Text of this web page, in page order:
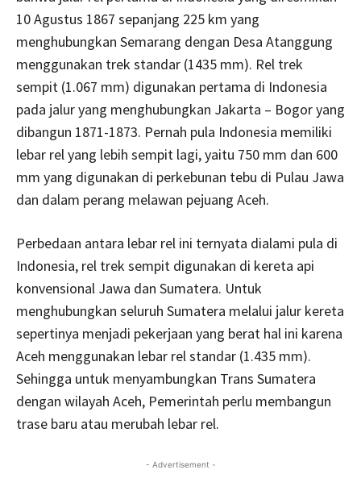
10 Agustus 1867 sepanjang 225 km yang
menghubungkan Semarang dengan Desa Atanggung
menggunakan trek standar (1435 mm). Rel trek
sempit (1.067 mm) digunakan pertama di Indonesia
pada jalur yang menghubungkan Jakarta – Bogor yang
dibangun 1871-1873. Pernah pula Indonesia memiliki
lebar rel yang lebih sempit lagi, yaitu 750 mm dan 600
mm yang digunakan di perkebunan tebu di Pulau Jawa
dan dalam perang melawan pejuang Aceh.
Perbedaan antara lebar rel ini ternyata dialami pula di
Indonesia, rel trek sempit digunakan di kereta api
konvensional Jawa dan Sumatera. Untuk
menghubungkan seluruh Sumatera melalui jalur kereta
sepertinya menjadi pekerjaan yang berat hal ini karena
Aceh menggunakan lebar rel standar (1.435 mm).
Sehingga untuk menyambungkan Trans Sumatera
dengan wilayah Aceh, Pemerintah perlu membangun
trase baru atau merubah lebar rel.
- Advertisement -